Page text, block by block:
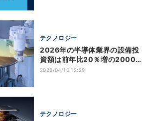
テクノロジー
2026年の半導体業界の設備投
資額は前年比20％増の2000
億ドル規模に、SI予測
2026/04/10 12:29
テクノロジー